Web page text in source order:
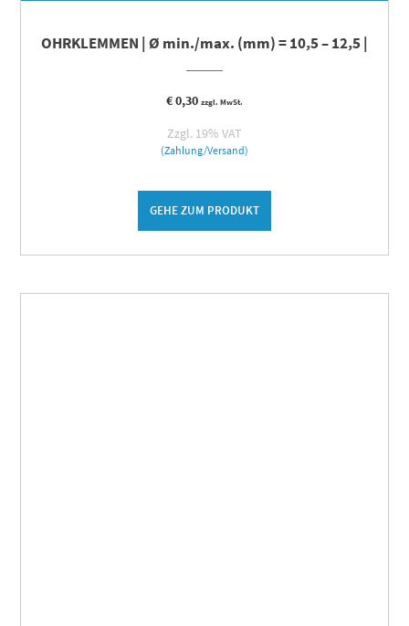
OHRKLEMMEN | Ø min./max. (mm) = 10,5 – 12,5 |
€0,30 zzgl. MwSt.
Zzgl. 19% VAT
(Zahlung/Versand)
GEHE ZUM PRODUKT